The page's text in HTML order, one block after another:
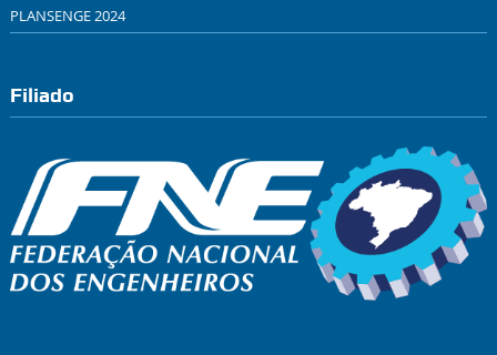
PLANSENGE 2024
Filiado